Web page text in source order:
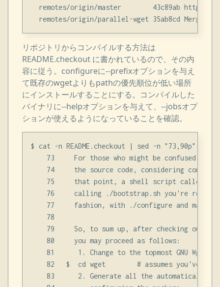
remotes/origin/master        43c89ab http:
リポジトリからコンパイルする方法は
README.checkout に書かれているので、その内
容に従う。configureに--prefixオプションを与え
て既存のwgetよりもpathの優先順位が低い場所
にインストールすることにする。コンパイルした
バイナリに--helpオプションを与えて、--jobsオプ
ションが使えるようになっていることを確認。
$ cat -n README.checkout | sed -n "73,90p"
73     For those who might be confused as
74     the source code, considering
75     that point, a shell script called
76     calling ./bootstrap.sh you're ready
    77     fashion, with ./configure and make.
    78
79     So, to sum up, after checking out
    80     you may proceed as follows:
81      1. Change to the topmost GNU Wget
82   $  cd wget        # assumes you've
83      2. Generate all the automatically-